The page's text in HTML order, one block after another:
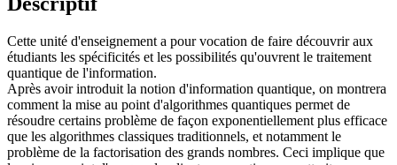
Cette unité d'enseignement a pour vocation de faire découvrir aux
étudiants les spécificités et les possibilités qu'ouvrent le traitement
quantique de l'information.
Après avoir introduit la notion d'information quantique, on montrera
comment la mise au point d'algorithmes quantiques permet de
résoudre certains problème de façon exponentiellement plus efficace
que les algorithmes classiques traditionnels, et notamment le
problème de la factorisation des grands nombres. Ceci implique que